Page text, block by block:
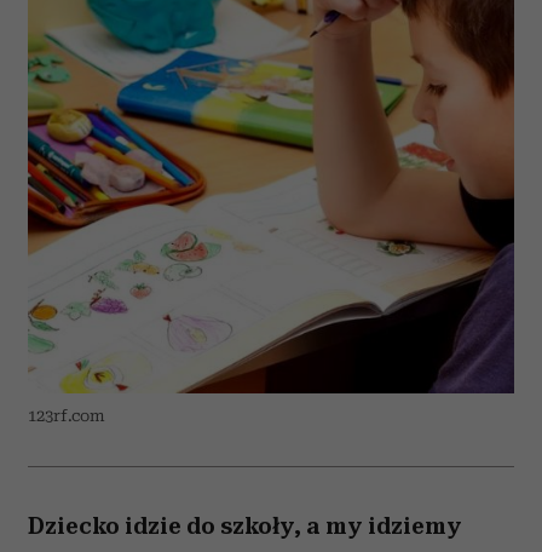
123rf.com
Dziecko idzie do szkoły, a my idziemy